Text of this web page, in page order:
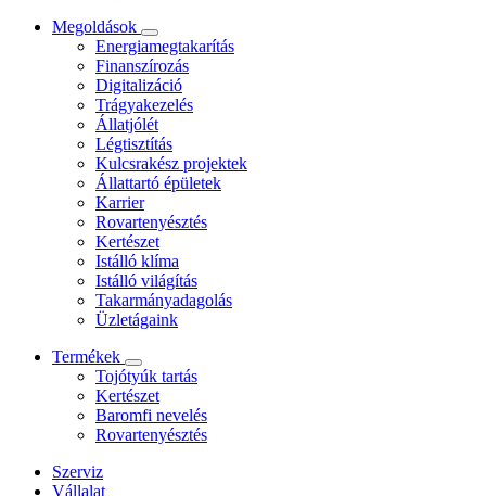
Megoldások
Energiamegtakarítás
Finanszírozás
Digitalizáció
Trágyakezelés
Állatjólét
Légtisztítás
Kulcsrakész projektek
Állattartó épületek
Karrier
Rovartenyésztés
Kertészet
Istálló klíma
Istálló világítás
Takarmányadagolás
Üzletágaink
Termékek
Tojótyúk tartás
Kertészet
Baromfi nevelés
Rovartenyésztés
Szerviz
Vállalat